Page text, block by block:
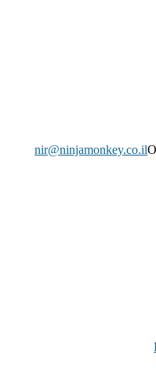
nir@ninjamonkey.co.il